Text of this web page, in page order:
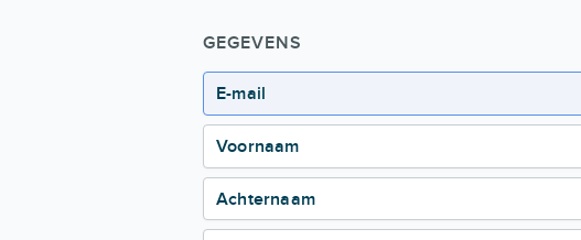
GEGEVENS
E-mail
Voornaam
Achternaam